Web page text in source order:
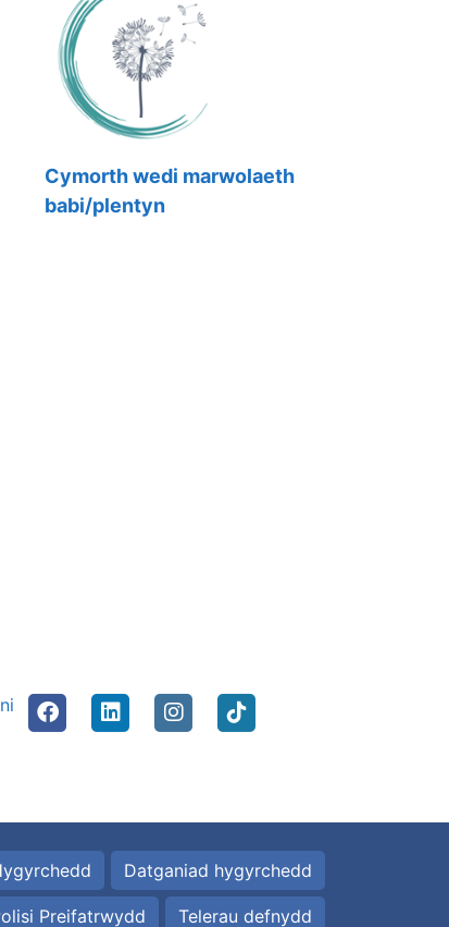
Cymorth wedi marwolaeth
babi/plentyn
Datganiad hygyrchedd
Preifatrwydd Telerau defnydd